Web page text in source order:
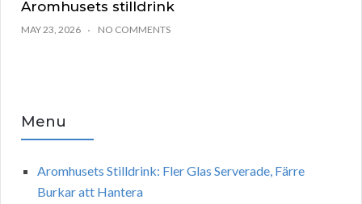
Aromhusets stilldrink
MAY 23, 2026 NO COMMENTS
Menu
Aromhusets Stilldrink: Fler Glas Serverade, Färre
Burkar att Hantera